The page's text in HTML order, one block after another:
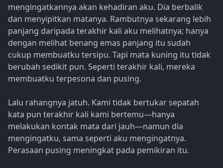
mengingatkannya akan kehadiran aku. Dia berbalik
dan menyipitkan matanya. Rambutnya sekarang lebih
panjang daripada terakhir kali aku melihatnya; hanya
dengan melihat benang emas panjang itu sudah
cukup membuatku tersipu. Tapi mata kuning itu tidak
berubah sedikit pun. Seperti terakhir kali, mereka
membuatku terpesona dan pusing.
Lalu rahangnya jatuh. Kami tidak bertukar sepatah
kata pun terakhir kali kami bertemu—hanya
melakukan kontak mata dari jauh—namun dia
mengingatku, sama seperti aku mengingatnya.
Perasaan pusing meningkat pada pemikiran itu.